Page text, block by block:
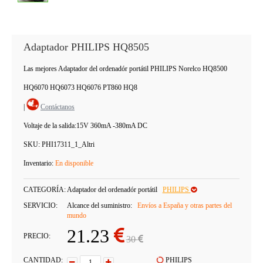
Adaptador PHILIPS HQ8505
Las mejores Adaptador del ordenadór portátil PHILIPS Norelco HQ8500
HQ6070 HQ6073 HQ6076 PT860 HQ8
Contáctanos
Voltaje de la salida:15V 360mA -380mA DC
SKU: PHI17311_1_Altri
Inventario: En disponible
CATEGORÍA:Adaptador del ordenadór portátil
PHILIPS
SERVICIO:
Alcance del suministro:
Envíos a España y otras partes del
mundo
PRECIO: 21.23 30
CANTIDAD:
PHILIPS